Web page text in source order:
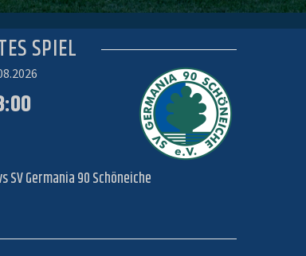
SPIEL
SV Germania 90 Schöneiche